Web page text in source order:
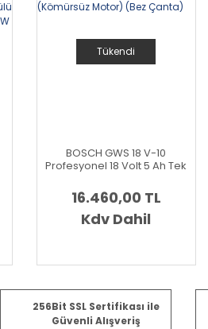
Tükendi
BOSCH GWS 18 V-10
Profesyonel 18 Volt 5 Ah Tek
Taşlama (1000 W
Eşdeğerinde) (Kömürsüz
Motor) (Bez Çanta)
16.460,00 TL
Kdv Dahil
256Bit SSL Sertifikası ile
Güvenli Alışveriş